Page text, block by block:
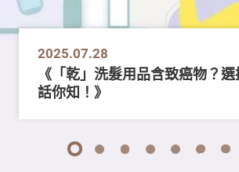
2025.07.28
《「乾」洗髮用品含致癌物？
話你知！》
1 2 3 4 5 6 7